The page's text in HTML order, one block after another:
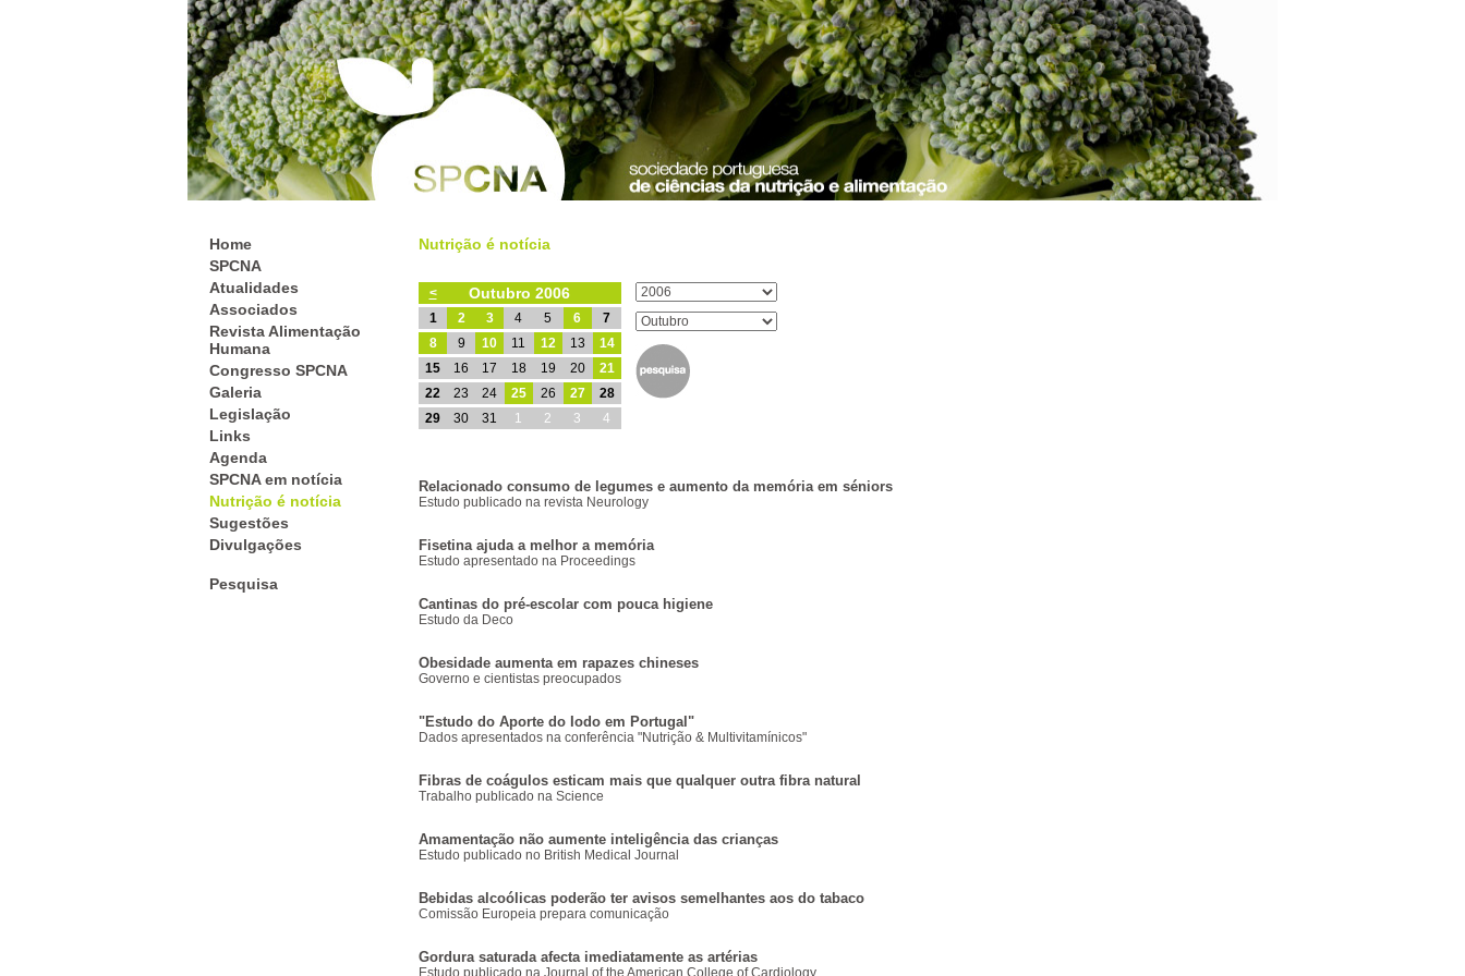
Home
SPCNA
Atualidades
Associados
Revista Alimentação
Humana
Congresso SPCNA
Galeria
Legislação
Links
Agenda
SPCNA em notícia
Nutrição é notícia
Sugestões
Divulgações
Pesquisa
Nutrição é notícia
< Outubro 2006
1 2 3 4 5 6
7
8
9 10 11 12 13
14
15
16 17 18 19 20
21
22
23 24 25 26 27
28
29
30 31 1 2 3 4
Relacionado consumo de legumes e aumento da memória em séniors
Estudo publicado na revista Neurology
Fisetina ajuda a melhor a memória
Estudo apresentado na Proceedings
Cantinas do pré-escolar com pouca higiene
Estudo da Deco
Obesidade aumenta em rapazes chineses
Governo e cientistas preocupados
"Estudo do Aporte do Iodo em Portugal"
Dados apresentados na conferência "Nutrição & Multivitamínicos"
Fibras de coágulos esticam mais que qualquer outra fibra natural
Trabalho publicado na Science
Amamentação não aumente inteligência das crianças
Estudo publicado no British Medical Journal
Bebidas alcoólicas poderão ter avisos semelhantes aos do tabaco
Comissão Europeia prepara comunicação
Gordura saturada afecta imediatamente as artérias
Estudo publicado na Journal of the American College of Cardiology